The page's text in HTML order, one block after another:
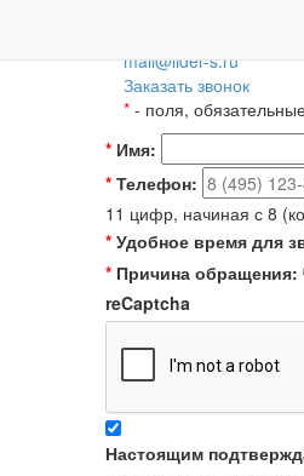
mail@lider-s.ru
Заказать звонок
* - поля,
* Имя:
* Телефон:
11 цифр, начиная с 8
* Удобное время для
* Причина обращения:
reCaptcha
Настоящим